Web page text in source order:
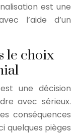
est une
l’aide d’un
le choix
une décision
avec sérieux.
conséquences
quelques pièges